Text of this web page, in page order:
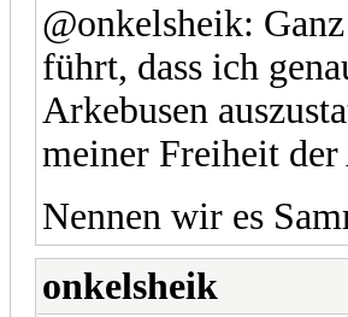
@onkelsheik:
führt, dass ich
Arkebusen
meiner Freiheit
Nennen wir es
onkelsheik